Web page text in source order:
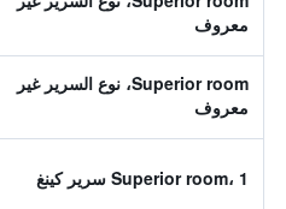
معروف
Superior room، نوع السرير غير
معروف
Superior room، 1 سرير كينغ